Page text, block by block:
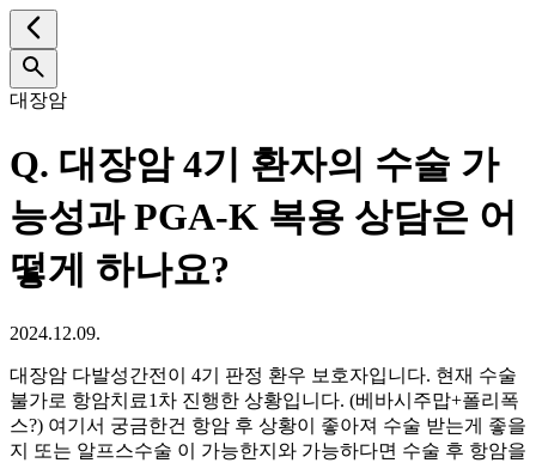
대장암
Q. 대장암 4기 환자의 수술 가
능성과 PGA-K 복용 상담은 어
떻게 하나요?
2024.12.09.
대장암 다발성간전이 4기 판정 환우 보호자입니다. 현재 수술
불가로 항암치료1차 진행한 상황입니다. (베바시주맙+폴리폭
스?) 여기서 궁금한건 항암 후 상황이 좋아져 수술 받는게 좋을
지 또는 알프스수술 이 가능한지와 가능하다면 수술 후 항암을